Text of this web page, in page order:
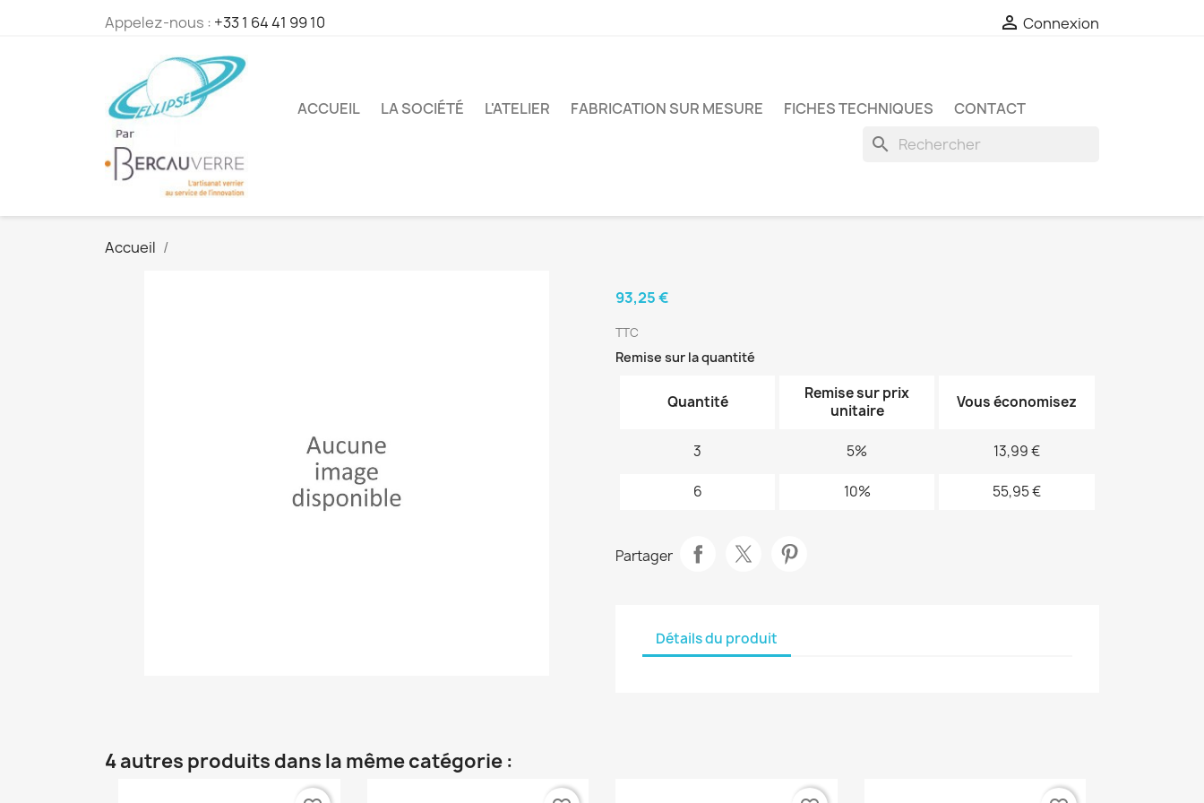
Appelez-nous : +33 1 64 41 99 10  Connexion
ACCUEIL LA SOCIÉTÉ L'ATELIER FABRICATION SUR MESURE FICHES TECHNIQUES CONTACT
search
Accueil
93,25 €
TTC
Remise sur la quantité
Quantité
Remise sur prix
unitaire
Vous économisez
3 5% 13,99 €
6 10% 55,95 €
Partager
Détails du produit
4 autres produits dans la même catégorie :